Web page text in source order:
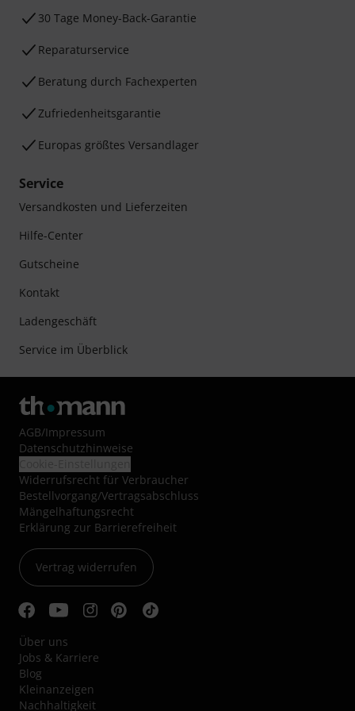
30 Tage Money-Back-Garantie
Reparaturservice
Beratung durch Fachexperten
Zufriedenheitsgarantie
Europas größtes Versandlager
Service
Versandkosten und Lieferzeiten
Hilfe-Center
Gutscheine
Kontakt
Ladengeschäft
Service im Überblick
AGB/Impressum
Datenschutzhinweise
Widerrufsrecht für Verbraucher
Bestellvorgang/Vertragsabschluss
Mängelhaftungsrecht
Erklärung zur Barrierefreiheit
Vertrag widerrufen
Über uns
Jobs & Karriere
Blog
Kleinanzeigen
Nachhaltigkeit